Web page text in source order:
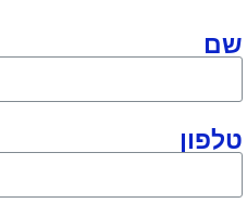
שם
טלפון